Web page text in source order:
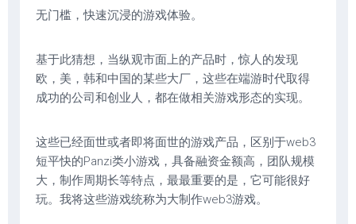
无门槛，快速沉浸的游戏体验。
基于此猜想，当纵观市面上的产品时，惊人的发现
欧，美，韩和中国的某些大厂，这些在端游时代取得
成功的公司和创业人，都在做相关游戏形态的实现。
这些已经面世或者即将面世的游戏产品，区别于web3
短平快的Panzi类小游戏，具备融资金额高，团队规模
大，制作周期长等特点，最最重要的是，它可能很好
玩。我将这些游戏统称为大制作web3游戏。